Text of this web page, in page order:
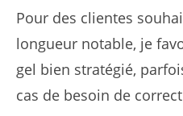
Pour des clientes
longueur notable, je
gel bien stratégié,
cas de besoin de